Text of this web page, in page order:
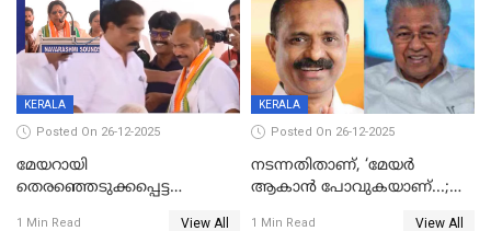
KERALA
Posted On 26-12-2025
മേയറായി
തെരഞ്ഞെടുക്കപ്പെട്ട
1 Min Read View All
KERALA
Posted On 26-12-2025
നടന്നതിതാണ്, ‘മേയർ
ആകാൻ പോവുകയാണ്...;
1 Min Read View All